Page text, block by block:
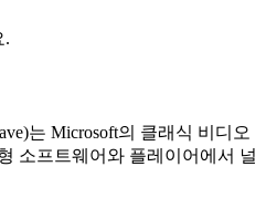
.
는 Microsoft의 클래식 비디오
소프트웨어와 플레이어에서 널